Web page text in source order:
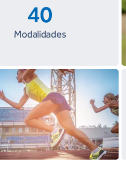
40
Modalidades